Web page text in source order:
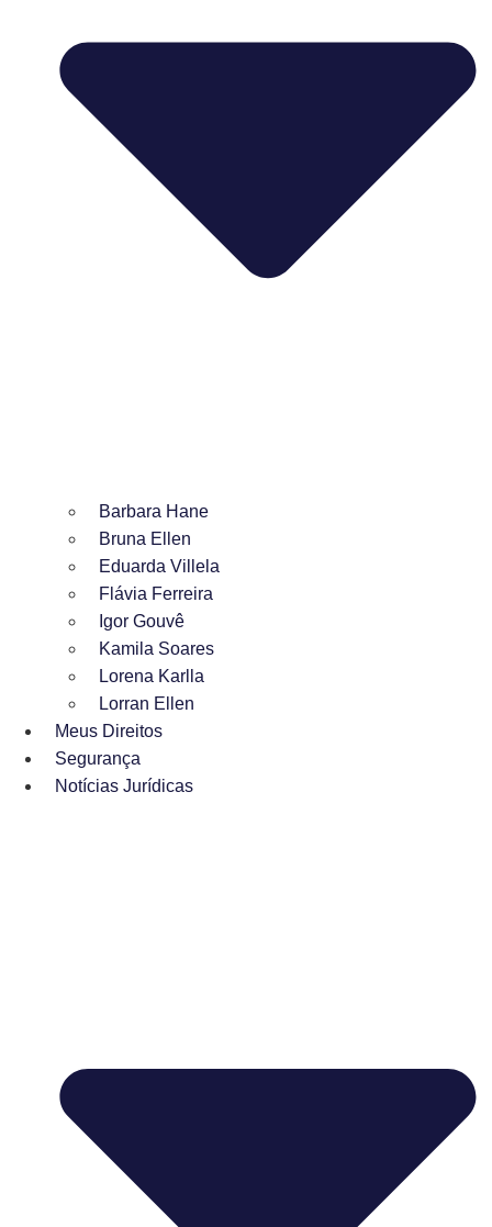
Barbara Hane
Bruna Ellen
Eduarda Villela
Flávia Ferreira
Igor Gouvê
Kamila Soares
Lorena Karlla
Lorran Ellen
Meus Direitos
Segurança
Notícias Jurídicas